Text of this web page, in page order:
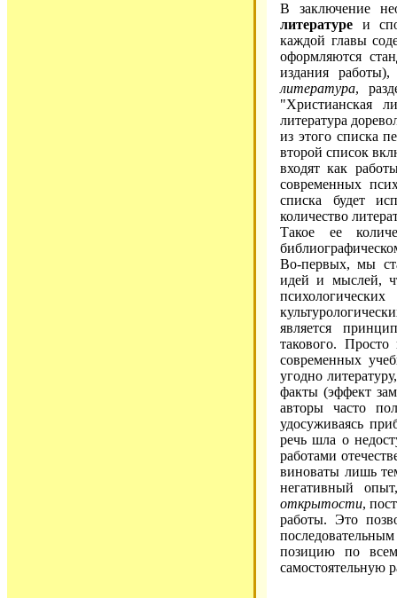
В заключение
литературе и
каждой главы
оформляются
издания
литература,
"Христианская
литература
из этого списка
второй список
входят как
современных
списка будет
количество
Такое ее
Во-первых, мы
идей и мыслей,
является
такового. Просто
современных
угодно
факты (эффект
авторы часто
удосуживаясь
речь шла о
работами
виноваты лишь
негативный
открытости,
работы. Это
позицию по
самостоятельную